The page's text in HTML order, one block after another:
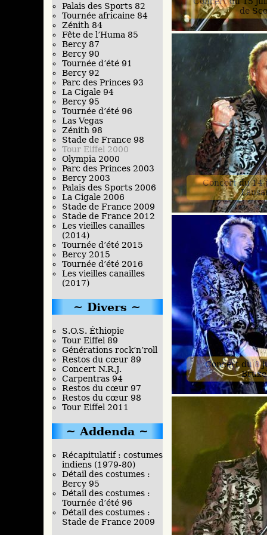
de
Concert du 14
Concert du 8
Palais des Sports 82
Tournée africaine 84
Zénith 84
Fête de l’Huma 85
Bercy 87
Bercy 90
Tournée d’été 91
Bercy 92
Parc des Princes 93
La Cigale 94
Bercy 95
Tournée d’été 96
Las Vegas
Zénith 98
Stade de France 98
Tour Eiffel 2000
Olympia 2000
Parc des Princes 2003
Bercy 2003
Palais des Sports 2006
La Cigale 2006
Stade de France 2009
Stade de France 2012
Les vieilles canailles
(2014)
Tournée d’été 2015
Bercy 2015
Tournée d’été 2016
Les vieilles canailles
(2017)
Divers
S.O.S. Éthiopie
Tour Eiffel 89
Générations rock’n’roll
Restos du cœur 89
Concert N.R.J.
Carpentras 94
Restos du cœur 97
Restos du cœur 98
Tour Eiffel 2011
Addenda
Récapitulatif : costumes
indiens (1979-80)
Détail des costumes :
Bercy 95
Détail des costumes :
Tournée d’été 96
Détail des costumes :
Stade de France 2009